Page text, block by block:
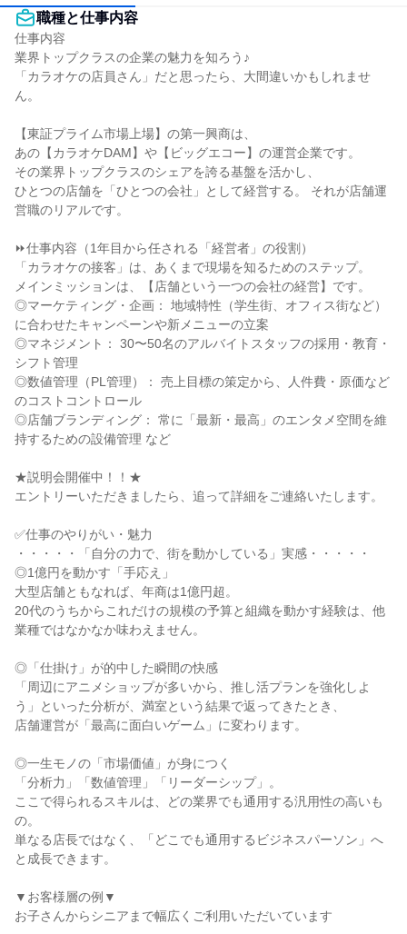
職種と仕事内容
仕事内容
業界トップクラスの企業の魅力を知ろう♪
「カラオケの店員さん」だと思ったら、大間違いかもしれませ
ん。
【東証プライム市場上場】の第一興商は、
あの【カラオケDAM】や【ビッグエコー】の運営企業です。
その業界トップクラスのシェアを誇る基盤を活かし、
ひとつの店舗を「ひとつの会社」として経営する。 それが店舗運
営職のリアルです。
⏩仕事内容（1年目から任される「経営者」の役割）
「カラオケの接客」は、あくまで現場を知るためのステップ。
メインミッションは、【店舗という一つの会社の経営】です。
◎マーケティング・企画： 地域特性（学生街、オフィス街など）
に合わせたキャンペーンや新メニューの立案
◎マネジメント： 30〜50名のアルバイトスタッフの採用・教育・
シフト管理
◎数値管理（PL管理）： 売上目標の策定から、人件費・原価など
のコストコントロール
◎店舗ブランディング： 常に「最新・最高」のエンタメ空間を維
持するための設備管理 など
★説明会開催中！！★
エントリーいただきましたら、追って詳細をご連絡いたします。
✅仕事のやりがい・魅力
・・・・・「自分の力で、街を動かしている」実感・・・・・
◎1億円を動かす「手応え」
大型店舗ともなれば、年商は1億円超。
20代のうちからこれだけの規模の予算と組織を動かす経験は、他
業種ではなかなか味わえません。
◎「仕掛け」が的中した瞬間の快感
「周辺にアニメショップが多いから、推し活プランを強化しよ
う」といった分析が、満室という結果で返ってきたとき、
店舗運営が「最高に面白いゲーム」に変わります。
◎一生モノの「市場価値」が身につく
「分析力」「数値管理」「リーダーシップ」。
ここで得られるスキルは、どの業界でも通用する汎用性の高いも
の。
単なる店長ではなく、「どこでも通用するビジネスパーソン」へ
と成長できます。
▼お客様層の例▼
お子さんからシニアまで幅広くご利用いただいています